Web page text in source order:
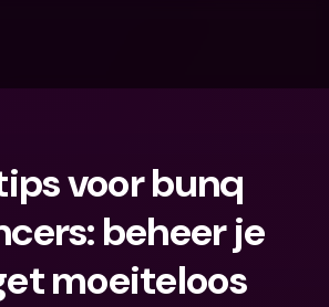
voor bunq
beheer je
moeiteloos